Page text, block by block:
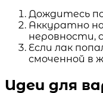
Дождитесь
Аккуратно
неровности,
Если лак
смоченной в
Идеи для